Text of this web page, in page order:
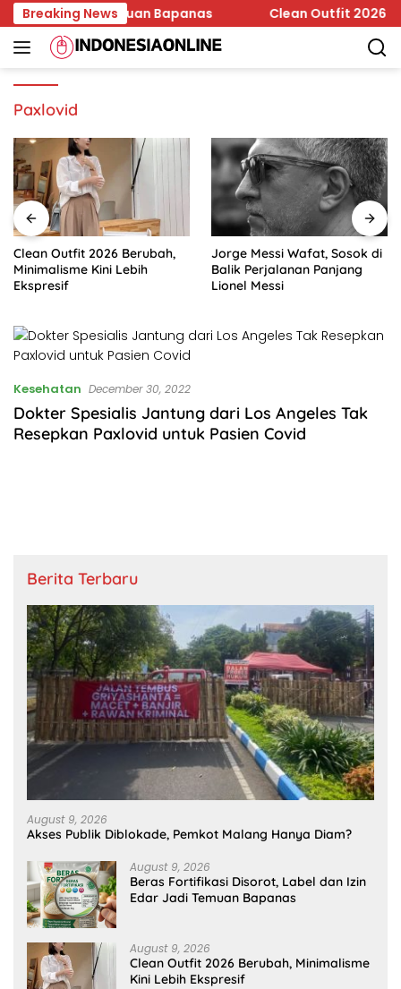
Skip
to
content
Breaking News
Jadi Temuan Bapanas Clean Outfit 2026
Paxlovid
Clean Outfit 2026 Berubah,
Minimalisme Kini Lebih
Ekspresif
Jorge Messi Wafat, Sosok di
Balik Perjalanan Panjang
Lionel Messi
Kesehatan December 30, 2022
Dokter Spesialis Jantung dari Los Angeles Tak
Resepkan Paxlovid untuk Pasien Covid
Berita Terbaru
August 9, 2026
Akses Publik Diblokade, Pemkot Malang Hanya Diam?
August 9, 2026
Beras Fortifikasi Disorot, Label dan Izin
Edar Jadi Temuan Bapanas
August 9, 2026
Clean Outfit 2026 Berubah, Minimalisme
Kini Lebih Ekspresif